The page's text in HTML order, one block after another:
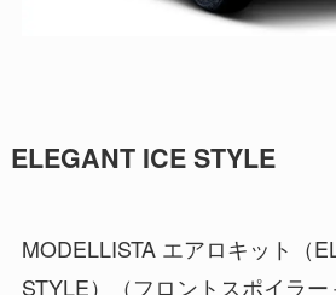
ELEGANT ICE STYLE
MODELLISTA エアロキット（
STYLE）（フロントスポイラー